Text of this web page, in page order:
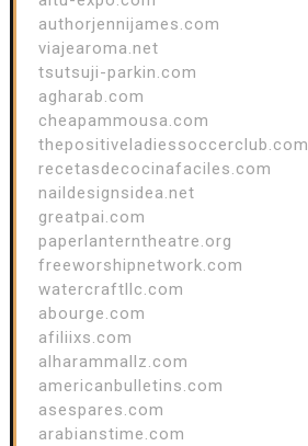
authorjennijames.com
viajearoma.net
tsutsuji-parkin.com
agharab.com
cheapammousa.com
thepositiveladiessoccerclub.com
recetasdecocinafaciles.com
naildesignsidea.net
greatpai.com
paperlanterntheatre.org
freeworshipnetwork.com
watercraftllc.com
abourge.com
afiliixs.com
alharammallz.com
americanbulletins.com
asespares.com
arabianstime.com